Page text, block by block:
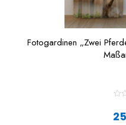
Fotogardinen „Zwei
t